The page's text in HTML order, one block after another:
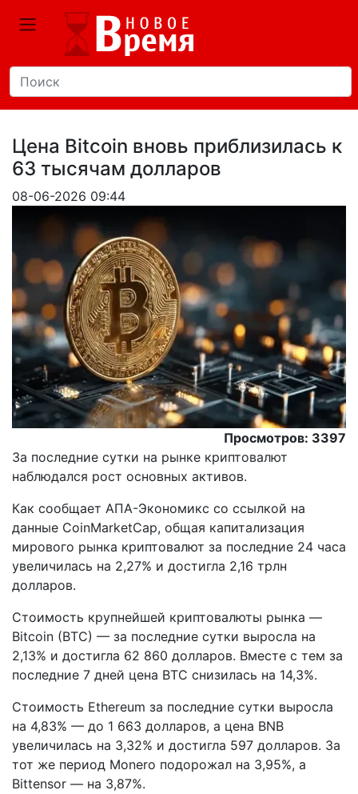
Цена Bitcoin вновь приблизилась к
63 тысячам долларов
08-06-2026 09:44
Просмотров: 3397
За последние сутки на рынке криптовалют
наблюдался рост основных активов.
Как сообщает АПА-Экономикс со ссылкой на
данные CoinMarketCap, общая капитализация
мирового рынка криптовалют за последние 24 часа
увеличилась на 2,27% и достигла 2,16 трлн
долларов.
Стоимость крупнейшей криптовалюты рынка —
Bitcoin (BTC) — за последние сутки выросла на
2,13% и достигла 62 860 долларов. Вместе с тем за
последние 7 дней цена BTC снизилась на 14,3%.
Стоимость Ethereum за последние сутки выросла
на 4,83% — до 1 663 долларов, а цена BNB
увеличилась на 3,32% и достигла 597 долларов. За
тот же период Monero подорожал на 3,95%, а
Bittensor — на 3,87%.